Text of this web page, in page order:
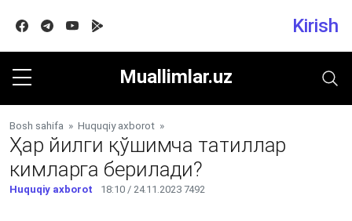
FacebookTelegram
Youtube Kirish
Muallimlar.uz
Bosh sahifa » Huquqiy axborot »
Ҳар йилги қўшимча татиллар
кимларга берилади?
Huquqiy axborot 18:10 / 24.11.2023 7492